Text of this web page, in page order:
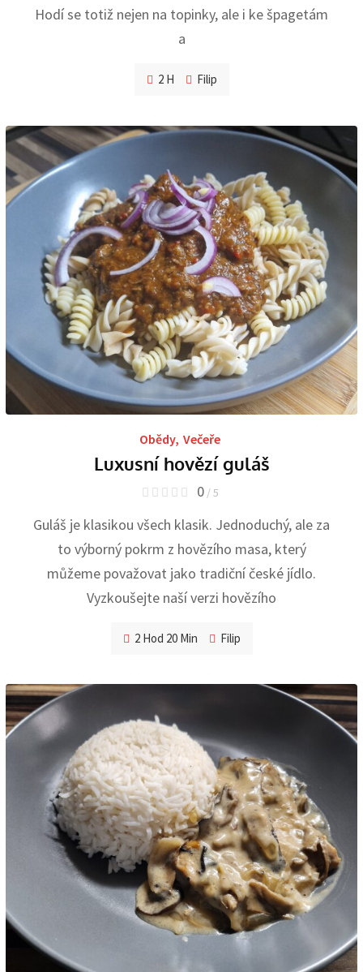
Hodí se totiž nejen na topinky, ale i ke špagetám
a
2 H Filip
Obědy, Večeře
Luxusní hovězí guláš
0 / 5
Guláš je klasikou všech klasik. Jednoduchý, ale za
to výborný pokrm z hovězího masa, který
můžeme považovat jako tradiční české jídlo.
Vyzkoušejte naší verzi hovězího
2 Hod 20 Min Filip